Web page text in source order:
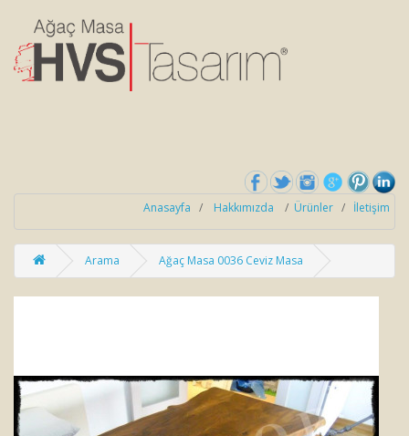
Anasayfa / Hakkımızda / Ürünler / İletişim
Arama Ağaç Masa 0036 Ceviz Masa